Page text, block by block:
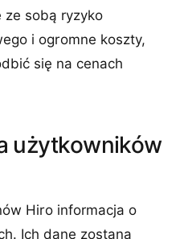
ze sobą ryzyko
i ogromne koszty,
się na cenach
użytkowników
Hiro informacja o
Ich dane zostaną